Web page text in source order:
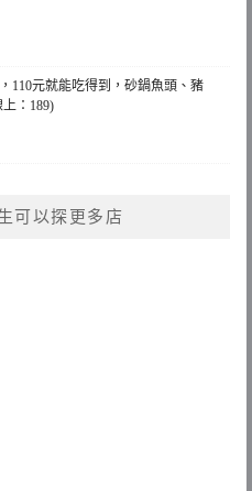
110元就能吃得到，砂鍋魚頭、豬
：189)
可以探更多店